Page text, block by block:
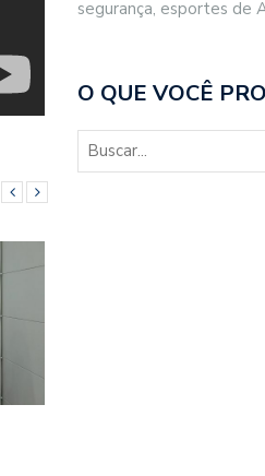
segurança, esportes de
O QUE VOCÊ